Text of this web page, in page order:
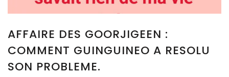
AFFAIRE DES GOORJIGEEN :
COMMENT GUINGUINEO A RESOLU
SON PROBLEME.